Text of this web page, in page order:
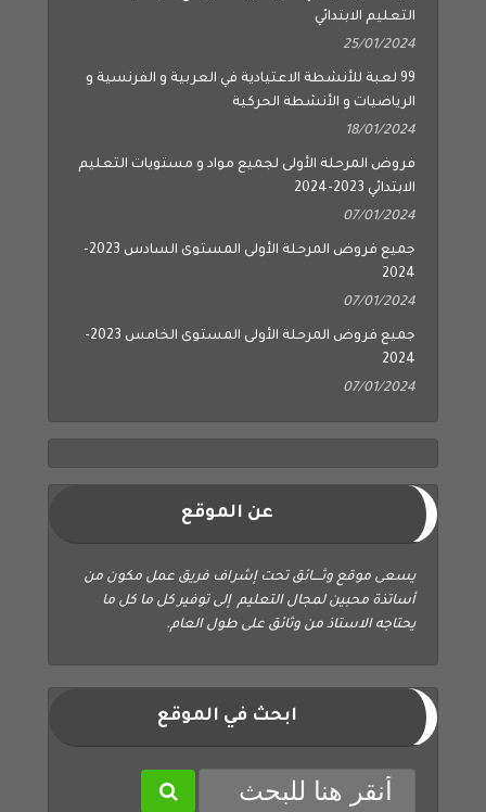
25/01/2024
الرياضيات و الأنشطة الحركية
الابتدائي 2023-2024
07/01/2024
2024
2024
أساتذة محبين لمجال التعليم إلى توفير كل ما كل ما
يحتاجه الاستاذ من وثائق على طول العام.